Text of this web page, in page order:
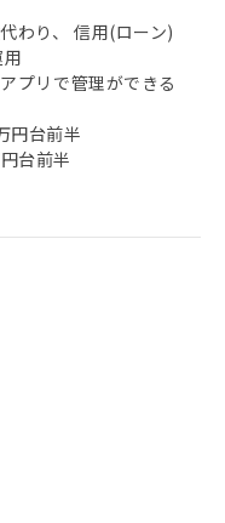
わり、 信用(ローン)
プリで管理ができる
円台前半
台前半